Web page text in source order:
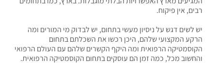
רבים, אין פיקוח.
יש לשים דגש על ניסיון מעשי בתחום, יש לבדוק מי המורים ומה
הרקע המקצועי שלהם, היכן רכשו את השכלתם בתחום
הקוסמטיקה הרפואית ומה היקף הקשרים שלהם עם העולם הרפואי
והחשוב מכל, כמה זמן הם עוסקים בתחום הקוסמטיקה הרפואית.